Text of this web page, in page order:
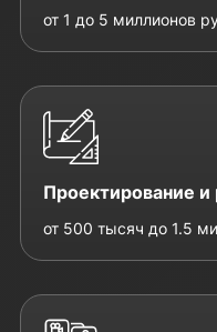
от 1 до 5 миллионов
Проектирование
от 500 тысяч до 1.5